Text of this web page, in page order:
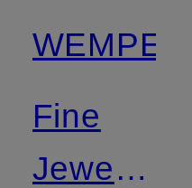
WEMPE
Fine
Jewelry